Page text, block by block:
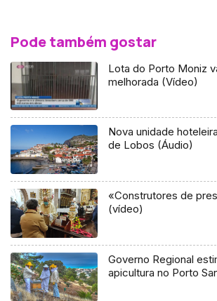
Pode também gostar
Lota do Porto Moniz
melhorada (Vídeo)
Nova unidade
de Lobos (Áudio)
«Construtores de
(vídeo)
Governo Regional
apicultura no Porto